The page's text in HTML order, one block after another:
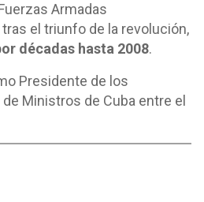
Armadas
tras el triunfo de la revolución,
décadas hasta 2008.
Presidente de los
Ministros de Cuba entre el